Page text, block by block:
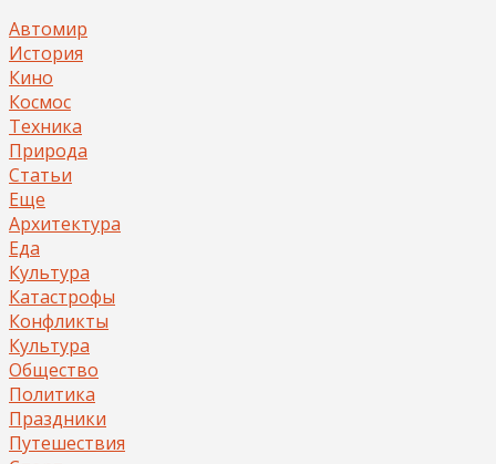
Автомир
История
Кино
Космос
Техника
Природа
Статьи
Еще
Архитектура
Еда
Культура
Катастрофы
Конфликты
Культура
Общество
Политика
Праздники
Путешествия